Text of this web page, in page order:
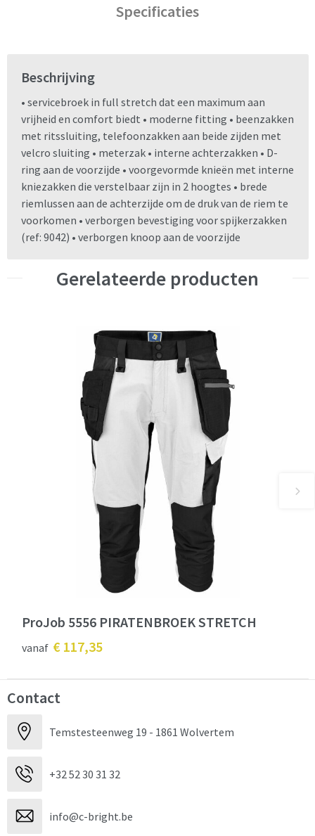
Specificaties
Beschrijving
• servicebroek in full stretch dat een maximum aan
vrijheid en comfort biedt • moderne fitting • beenzakken
met ritssluiting, telefoonzakken aan beide zijden met
velcro sluiting • meterzak • interne achterzakken • D-
ring aan de voorzijde • voorgevormde knieën met interne
kniezakken die verstelbaar zijn in 2 hoogtes • brede
riemlussen aan de achterzijde om de druk van de riem te
voorkomen • verborgen bevestiging voor spijkerzakken
(ref: 9042) • verborgen knoop aan de voorzijde
Gerelateerde producten
ProJob 5556 PIRATENBROEK STRETCH
vanaf € 117,35
Contact
Temstesteenweg 19 - 1861 Wolvertem
+32 52 30 31 32
info@c-bright.be